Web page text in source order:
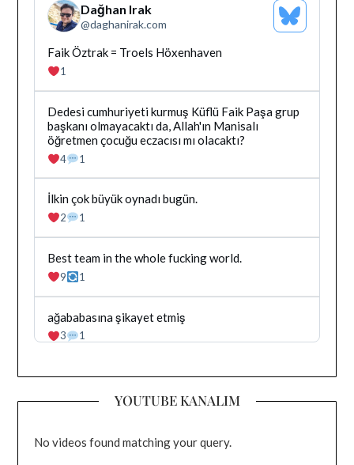
Dağhan Irak
@daghanirak.com
Bluesky
Profilini
Bluesky'da
Dağhan
Irak
tarafindan
yazilan
gonderiyi
goruntule
Faik Öztrak = Troels Höxenhaven
1
Bluesky'da
Dağhan
Irak
tarafindan
yazilan
gonderiyi
goruntule
Dedesi cumhuriyeti kurmuş Küflü Faik Paşa grup
başkanı olmayacaktı da, Allah'ın Manisalı
öğretmen çocuğu eczacısı mı olacaktı?
4 1
Bluesky'da
Dağhan
Irak
tarafindan
yazilan
gonderiyi
goruntule
İlkin çok büyük oynadı bugün.
2 1
Bluesky'da
Dağhan
Irak
tarafindan
yazilan
gonderiyi
goruntule
Best team in the whole fucking world.
9 1
Bluesky'da
Dağhan
Irak
goruntule
ağababasına şikayet etmiş
3 1
YOUTUBE KANALIM
No videos found matching your query.